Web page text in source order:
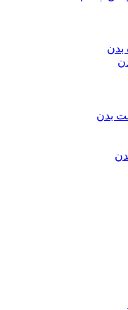
بدن
بدن